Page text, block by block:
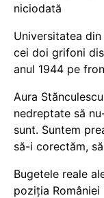
niciodată
Universitatea
cei doi grifoni
anul 1944 pe
Aura
nedreptate să
sunt. Suntem
să-i corectăm,
Bugetele reale
poziția